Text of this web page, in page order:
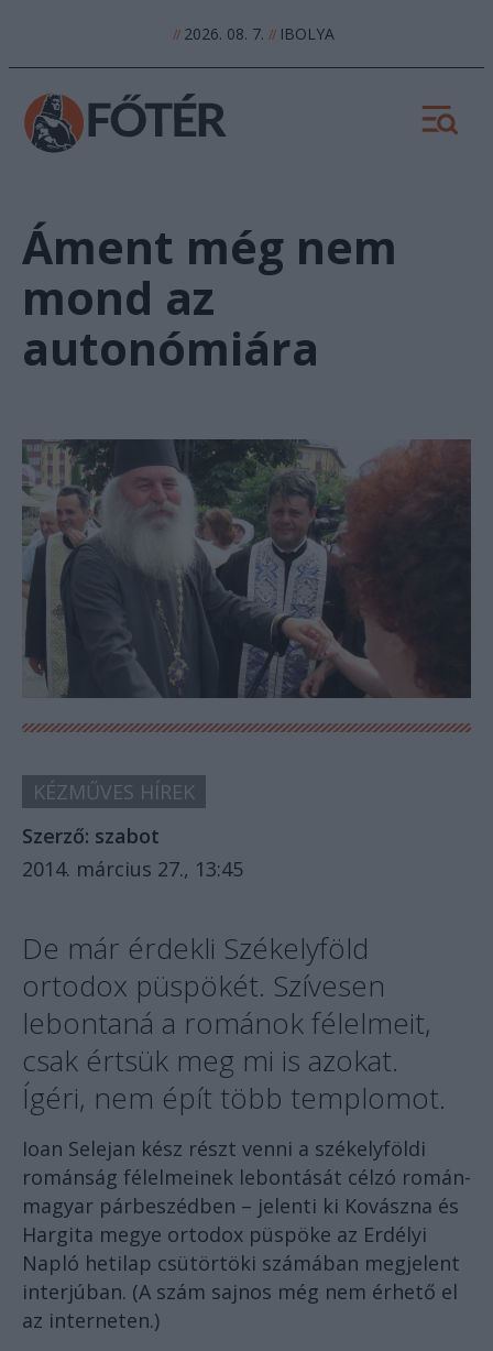
//2026. 08. 7. //IBOLYA
Áment még nem
mond az
autonómiára
KÉZMŰVES HÍREK
Szerző: szabot
2014. március 27., 13:45
De már érdekli Székelyföld
ortodox püspökét. Szívesen
lebontaná a románok félelmeit,
csak értsük meg mi is azokat.
Ígéri, nem épít több templomot.
Ioan Selejan kész részt venni a székelyföldi
románság félelmeinek lebontását célzó román-
magyar párbeszédben – jelenti ki Kovászna és
Hargita megye ortodox püspöke az Erdélyi
Napló hetilap csütörtöki számában megjelent
interjúban. (A szám sajnos még nem érhető el
az interneten.)